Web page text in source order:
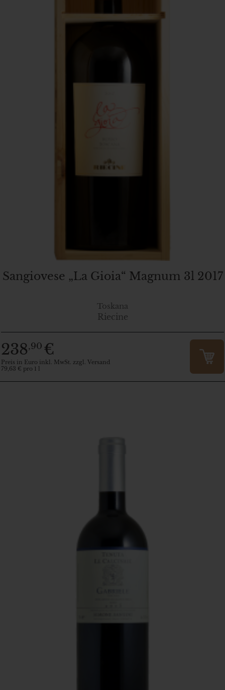
Sangiovese „La Gioia“ Magnum 3l 2017
Toskana
Riecine
238,90 €
Preis in Euro inkl. MwSt. zzgl. Versand
79,63 € pro 1 l